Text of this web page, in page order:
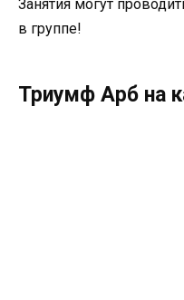
Занятия могут
в группе!
Триумф Арб на